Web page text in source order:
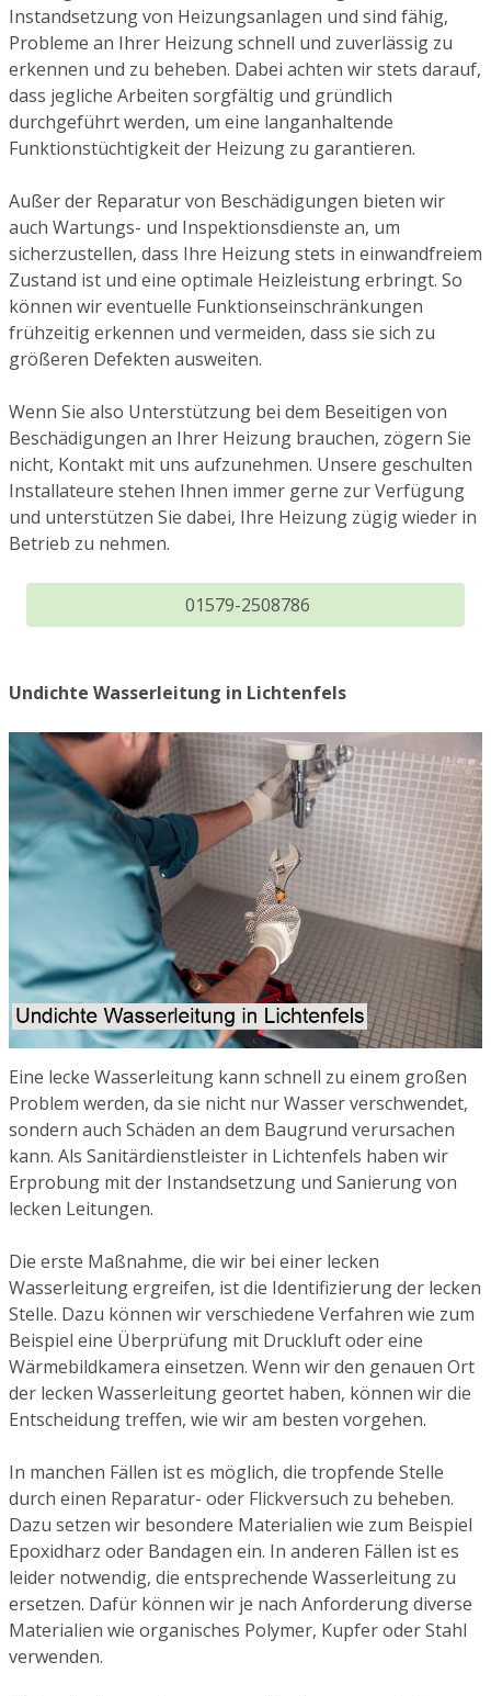
Instandsetzung von Heizungsanlagen und sind fähig,
Probleme an Ihrer Heizung schnell und zuverlässig zu
erkennen und zu beheben. Dabei achten wir stets darauf,
dass jegliche Arbeiten sorgfältig und gründlich
durchgeführt werden, um eine langanhaltende
Funktionstüchtigkeit der Heizung zu garantieren.
Außer der Reparatur von Beschädigungen bieten wir
auch Wartungs- und Inspektionsdienste an, um
sicherzustellen, dass Ihre Heizung stets in einwandfreiem
Zustand ist und eine optimale Heizleistung erbringt. So
können wir eventuelle Funktionseinschränkungen
frühzeitig erkennen und vermeiden, dass sie sich zu
größeren Defekten ausweiten.
Wenn Sie also Unterstützung bei dem Beseitigen von
Beschädigungen an Ihrer Heizung brauchen, zögern Sie
nicht, Kontakt mit uns aufzunehmen. Unsere geschulten
Installateure stehen Ihnen immer gerne zur Verfügung
und unterstützen Sie dabei, Ihre Heizung zügig wieder in
Betrieb zu nehmen.
01579-2508786
Undichte Wasserleitung in Lichtenfels
Eine lecke Wasserleitung kann schnell zu einem großen
Problem werden, da sie nicht nur Wasser verschwendet,
sondern auch Schäden an dem Baugrund verursachen
kann. Als Sanitärdienstleister in Lichtenfels haben wir
Erprobung mit der Instandsetzung und Sanierung von
lecken Leitungen.
Die erste Maßnahme, die wir bei einer lecken
Wasserleitung ergreifen, ist die Identifizierung der lecken
Stelle. Dazu können wir verschiedene Verfahren wie zum
Beispiel eine Überprüfung mit Druckluft oder eine
Wärmebildkamera einsetzen. Wenn wir den genauen Ort
der lecken Wasserleitung geortet haben, können wir die
Entscheidung treffen, wie wir am besten vorgehen.
In manchen Fällen ist es möglich, die tropfende Stelle
durch einen Reparatur- oder Flickversuch zu beheben.
Dazu setzen wir besondere Materialien wie zum Beispiel
Epoxidharz oder Bandagen ein. In anderen Fällen ist es
leider notwendig, die entsprechende Wasserleitung zu
ersetzen. Dafür können wir je nach Anforderung diverse
Materialien wie organisches Polymer, Kupfer oder Stahl
verwenden.